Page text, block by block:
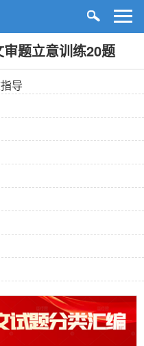
题立意训练20题
导